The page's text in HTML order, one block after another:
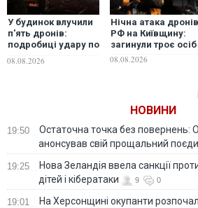
У будинок влучили
п'ять дронів:
подробиці удару по
де загинули люди
08.08.2026
Нічна атака дронів
РФ на Київщину:
загинули троє осіб
08.08.2026
НОВИНИ
19:50
Остаточна точка без повернень:
анонсував свій прощальний
19:25
Нова Зеландія ввела санкції
дітей і кібератаки
9 0
19:01
На Херсонщині окупанти